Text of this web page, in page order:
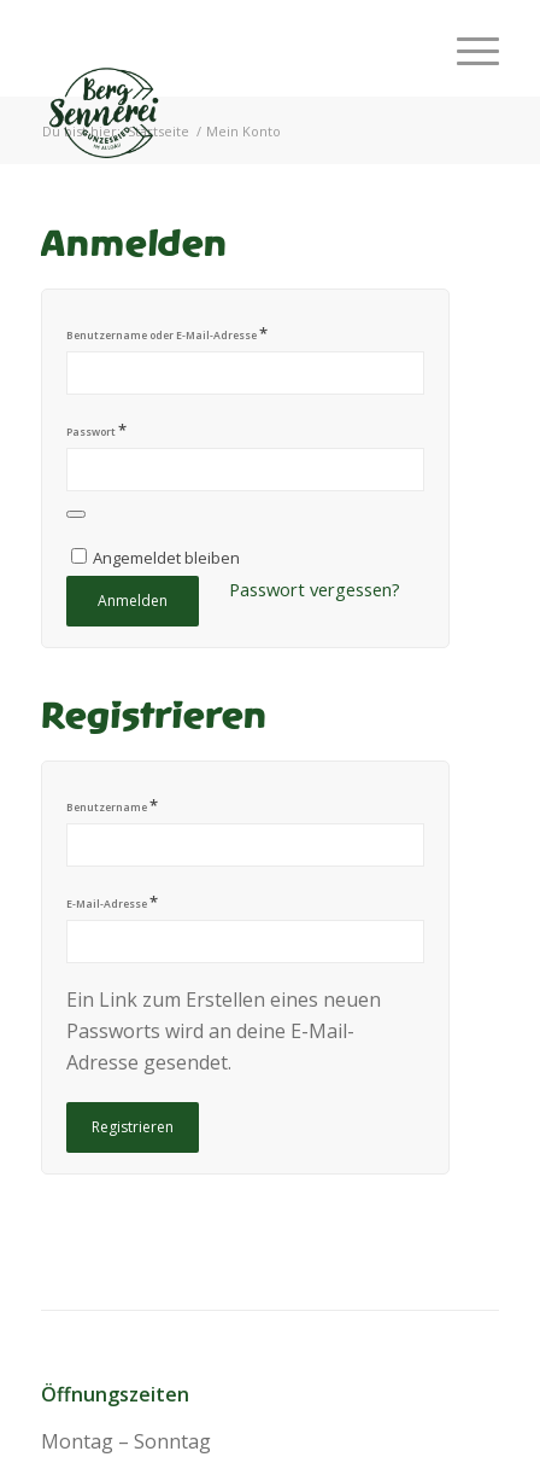
Du bist hier: Startseite / Mein Konto
Anmelden
Benutzername oder E-Mail-Adresse*
Passwort*
Angemeldet bleiben
Anmelden Passwort vergessen?
Registrieren
Benutzername*
E-Mail-Adresse*
Ein Link zum Erstellen eines neuen
Passworts wird an deine E-Mail-
Adresse gesendet.
Registrieren
Öffnungszeiten
Montag – Sonntag